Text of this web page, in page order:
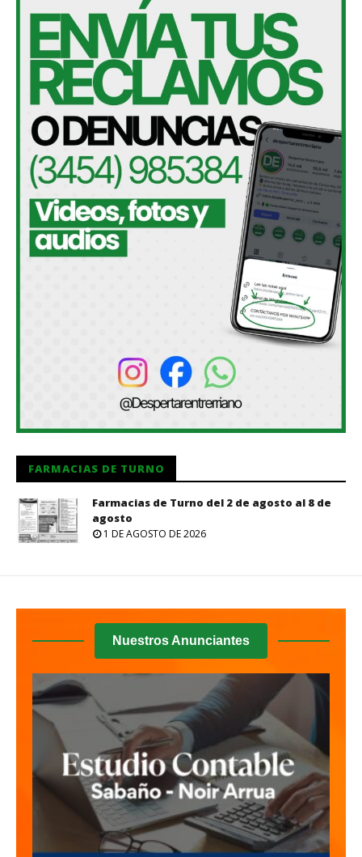
FARMACIAS DE TURNO
Farmacias de Turno del 2 de agosto al 8 de
agosto
1 DE AGOSTO DE 2026
Nuestros Anunciantes